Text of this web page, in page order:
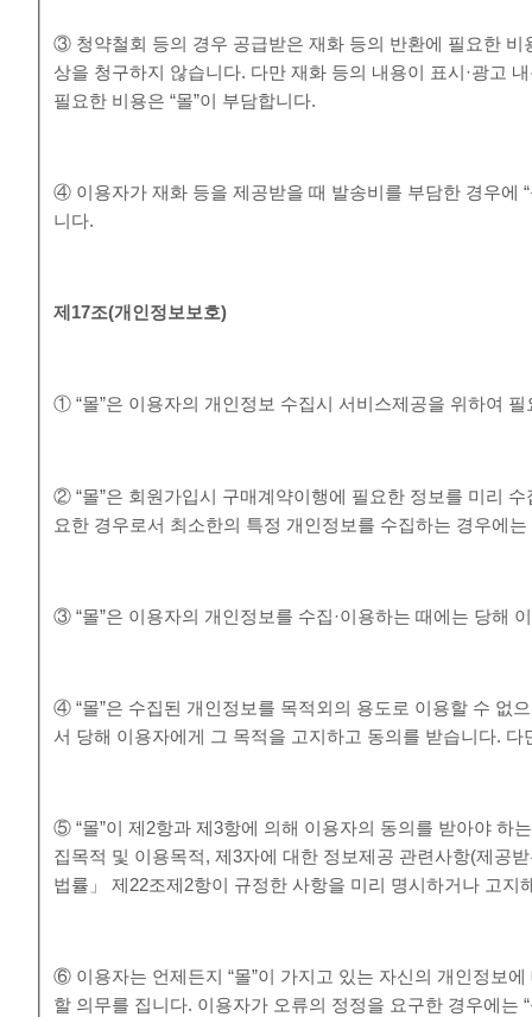
③ 청약철회 등의 경우 공급받은 재화 등의 반환에 필요한 비
상을 청구하지 않습니다. 다만 재화 등의 내용이 표시·광고
필요한 비용은 “몰”이 부담합니다.
④ 이용자가 재화 등을 제공받을 때 발송비를 부담한 경우에
니다.
제 17조(개인정보보호)
① “몰”은 이용자의 개인정보 수집시 서비스제공을 위하여
② “몰”은 회원가입시 구매계약이행에 필요한 정보를 미리
요한 경우로서 최소한의 특정 개인정보를 수집하는 경우에
③ “몰”은 이용자의 개인정보를 수집·이용하는 때에는 당해
④ “몰”은 수집된 개인정보를 목적외의 용도로 이용할 수 없
서 당해 이용자에게 그 목적을 고지하고 동의를 받습니다.
⑤ “몰”이 제2항과 제3항에 의해 이용자의 동의를 받아야 하
집목적 및 이용목적, 제3자에 대한 정보제공 관련사항(제공
법률」 제22조제2항이 규정한 사항을 미리 명시하거나 고
⑥ 이용자는 언제든지 “몰”이 가지고 있는 자신의 개인정보
할 의무를 집니다. 이용자가 오류의 정정을 요구한 경우에는